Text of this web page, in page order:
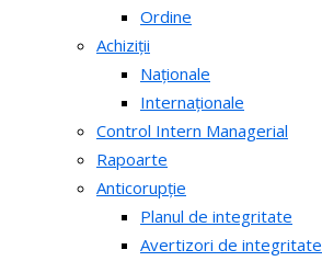
Ordine
Achiziții
Naționale
Internaționale
Control Intern Managerial
Rapoarte
Anticorupție
Planul de integritate
Avertizori de integritate